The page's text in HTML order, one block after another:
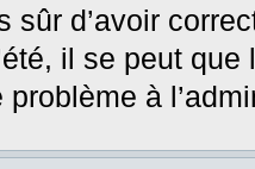
sûr d’avoir
il se peut
à